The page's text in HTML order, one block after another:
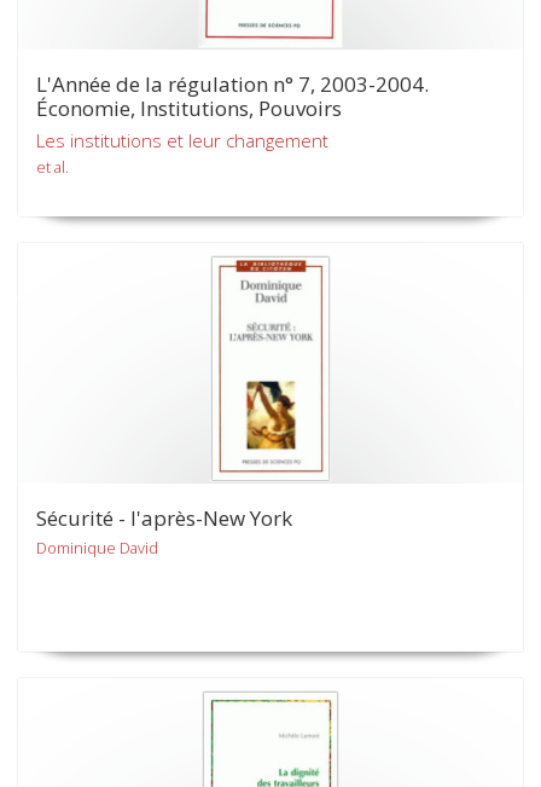
L'Année de la régulation n° 7, 2003-2004.
Économie, Institutions, Pouvoirs
Les institutions et leur changement
et al.
Sécurité - l'après-New York
Dominique David